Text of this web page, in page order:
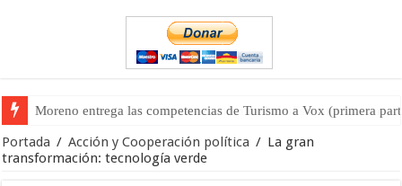
Moreno entrega las competencias de Turismo a Vox (primera
Un nuevo incendio en un asentamiento chabolista muestra una
Portada / Acción y Cooperación política / La gran
transformación: tecnología verde